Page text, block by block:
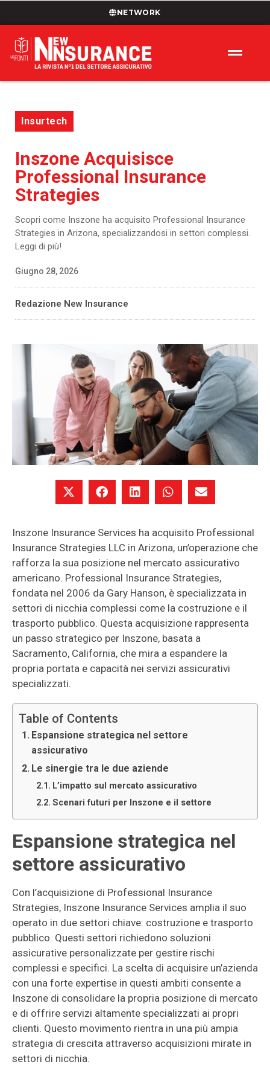
NETWORK
Insurtech
Inszone Acquisisce
Professional Insurance
Strategies
Scopri come Inszone ha acquisito Professional Insurance
Strategies in Arizona, specializzandosi in settori complessi.
Leggi di più!
Giugno 28, 2026
Redazione New Insurance
Inszone Insurance Services ha acquisito Professional
Insurance Strategies LLC in Arizona, un’operazione che
rafforza la sua posizione nel mercato assicurativo
americano. Professional Insurance Strategies,
fondata nel 2006 da Gary Hanson, è specializzata in
settori di nicchia complessi come la costruzione e il
trasporto pubblico. Questa acquisizione rappresenta
un passo strategico per Inszone, basata a
Sacramento, California, che mira a espandere la
propria portata e capacità nei servizi assicurativi
specializzati.
Table of Contents
Espansione strategica nel settore
assicurativo
Le sinergie tra le due aziende
L’impatto sul mercato assicurativo
Scenari futuri per Inszone e il settore
Espansione strategica nel
settore assicurativo
Con l’acquisizione di Professional Insurance
Strategies, Inszone Insurance Services amplia il suo
operato in due settori chiave: costruzione e trasporto
pubblico. Questi settori richiedono soluzioni
assicurative personalizzate per gestire rischi
complessi e specifici. La scelta di acquisire un’azienda
con una forte expertise in questi ambiti consente a
Inszone di consolidare la propria posizione di mercato
e di offrire servizi altamente specializzati ai propri
clienti. Questo movimento rientra in una più ampia
strategia di crescita attraverso acquisizioni mirate in
settori di nicchia.